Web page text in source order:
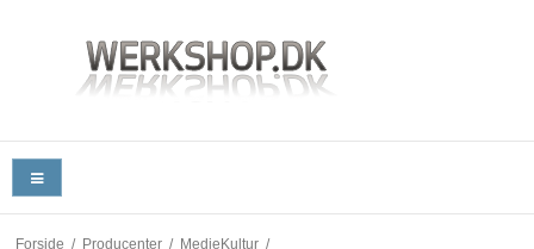
Forside / Producenter / MedieKultur /